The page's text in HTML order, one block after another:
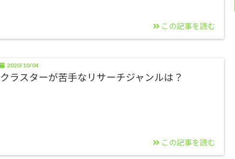
この記事を読む
2020/10/04
クラスターが苦手なリサーチジャンルは？
この記事を読む